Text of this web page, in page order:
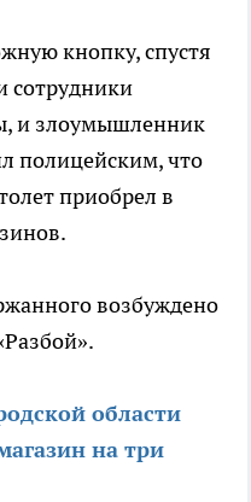
кнопку, спустя
сотрудники
и злоумышленник
полицейским, что
приобрел в
возбуждено
области
на три